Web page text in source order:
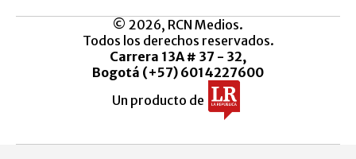
© 2026, RCN Medios.
Todos los derechos reservados.
Carrera 13A # 37 - 32,
Bogotá (+57) 6014227600
Un producto de